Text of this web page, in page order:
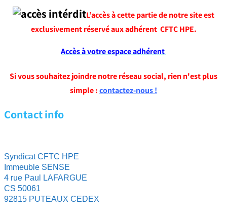
L’accès à cette partie de notre site est
exclusivement réservé aux adhérent CFTC HPE.
Accès à votre espace adhérent
Si vous souhaitez joindre notre réseau social, rien n'est plus
simple :contactez-nous !
Contact info
Syndicat CFTC HPE
Immeuble SENSE
4 rue Paul LAFARGUE
CS 50061
92815 PUTEAUX CEDEX